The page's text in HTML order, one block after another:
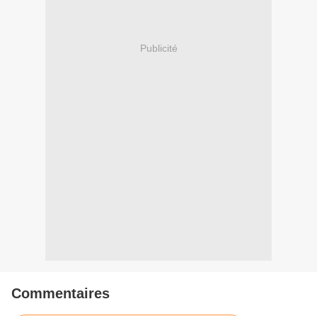
Publicité
Commentaires